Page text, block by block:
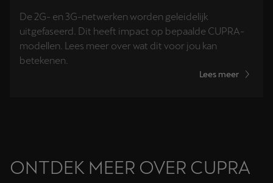
De 2G- en 3G-netwerken worden geleidelijk
uitgefaseerd. Dit heeft impact op bepaalde CUPRA-
modellen. Lees meer over wat dit voor jou kan
betekenen.
Lees meer
ONTDEK MEER OVER CUPRA